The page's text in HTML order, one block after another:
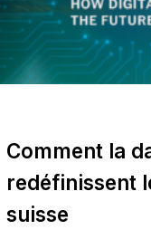
Comment la
redéfinissent
suisse